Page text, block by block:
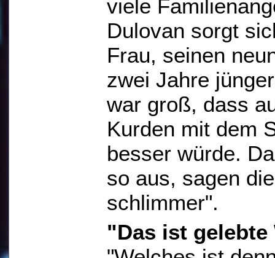
viele
Dulovan sorgt
Frau, seinen
zwei Jahre
war groß, dass
Kurden mit dem
besser würde.
so aus, sagen
schlimmer".
"Das ist